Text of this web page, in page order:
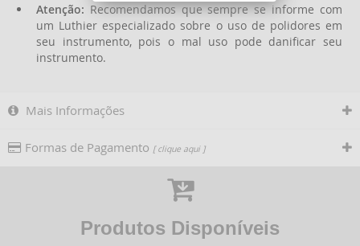
Atenção: Recomendamos que sempre se informe com
um Luthier especializado sobre o uso de polidores em
seu instrumento, pois o mal uso pode danificar seu
instrumento.
Mais Informações
Formas de Pagamento [ clique aqui ]
Produtos Disponíveis